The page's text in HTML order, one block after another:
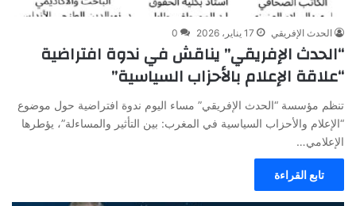
الحدث الإفريقي 17 يناير، 2026 0
“الحدث الإفريقي” يناقش في ندوة افتراضية
“علاقة الإعلام بالأحزاب السياسية”
تنظم مؤسسة “الحدث الإفريقي” مساء اليوم ندوة افتراضية حول موضوع
“الإعلام والأحزاب السياسية في المغرب: بين التأثير والمساءلة”، يؤطرها
الإعلامي…
تابع القراءة